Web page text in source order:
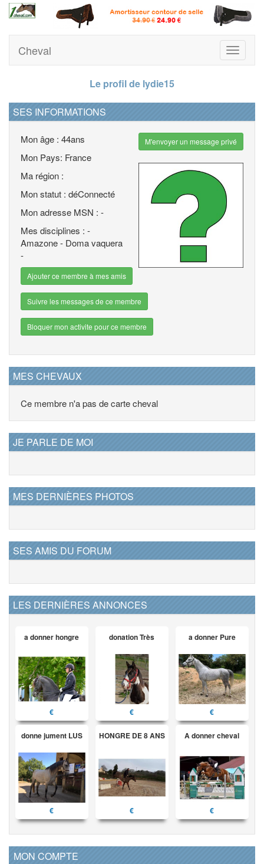
Toggle
Cheval
Le profil de lydie15
SES INFORMATIONS
Mon âge : 44ans
Mon Pays: France
Ma région :
Mon statut : déConnecté
Mon adresse MSN : -
Mes disciplines : -
Amazone - Doma vaquera
-
Ajouter ce membre à mes amis
Suivre les messages de ce membre
Bloquer mon activite pour ce membre
M'envoyer un message privé
MES CHEVAUX
Ce membre n'a pas de carte cheval
JE PARLE DE MOI
MES DERNIÈRES PHOTOS
SES AMIS DU FORUM
LES DERNIÈRES ANNONCES
a donner hongre
€
donation Très
€
a donner Pure
€
donne jument LUS
€
HONGRE DE 8 ANS
€
A donner cheval
€
MON COMPTE